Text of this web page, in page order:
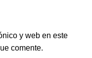
y web en este
comente.